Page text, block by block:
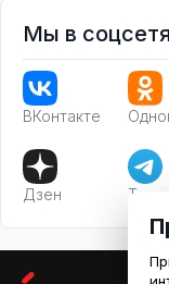
Мы в
ВКонтакте
Дзен